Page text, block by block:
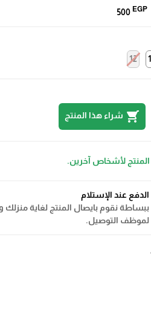
500 EGP
12
shopping_cart شراء هذا المنتج
المنتج لأشخاص آخرين.
الدفع عند الإستلام
ببساطة نقوم بايصال المنتج لغاية منزلك
لموظف التوصيل.